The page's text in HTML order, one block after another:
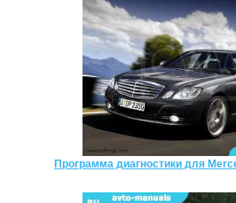
Программа диагностики для